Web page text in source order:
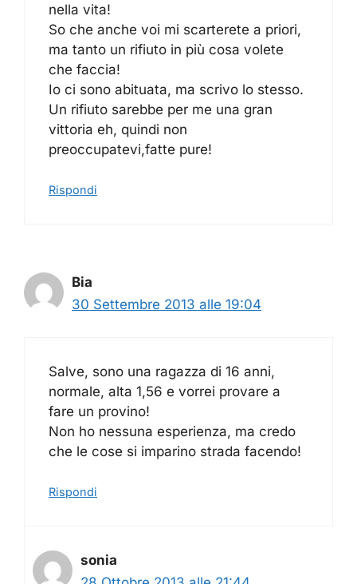
nella vita!
So che anche voi mi scarterete a priori,
ma tanto un rifiuto in più cosa volete
che faccia!
Io ci sono abituata, ma scrivo lo stesso.
Un rifiuto sarebbe per me una gran
vittoria eh, quindi non
preoccupatevi,fatte pure!
Rispondi
Bia
30 Settembre 2013 alle 19:04
Salve, sono una ragazza di 16 anni,
normale, alta 1,56 e vorrei provare a
fare un provino!
Non ho nessuna esperienza, ma credo
che le cose si imparino strada facendo!
Rispondi
sonia